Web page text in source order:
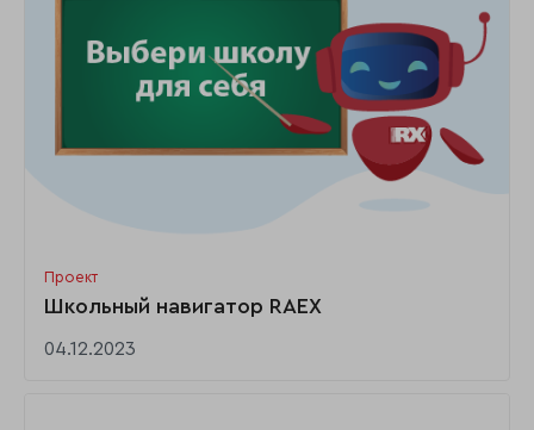
Проект
Школьный навигатор RAEX
04.12.2023